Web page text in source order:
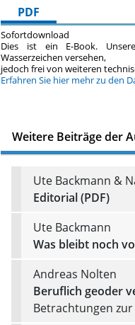
PDF
Sofortdownload
Dies ist ein E-Book.
Wasserzeichen versehen,
jedoch frei von weiteren
Erfahren Sie hier mehr zu den
Weitere Beiträge der
Ute Backmann &
Editorial (PDF)
Ute Backmann
Was bleibt noch
Andreas Nolten
Beruflich geoder
Betrachtungen